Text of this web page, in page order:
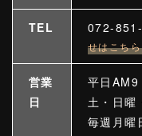
TEL 072-
せはこちら
営業
日
平日
土・日曜
毎週月曜